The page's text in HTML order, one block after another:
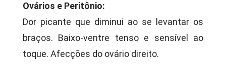
Ovários e Peritônio:
Dor picante que diminui ao se levantar os
braços. Baixo-ventre tenso e sensível ao
toque. Afecções do ovário direito.